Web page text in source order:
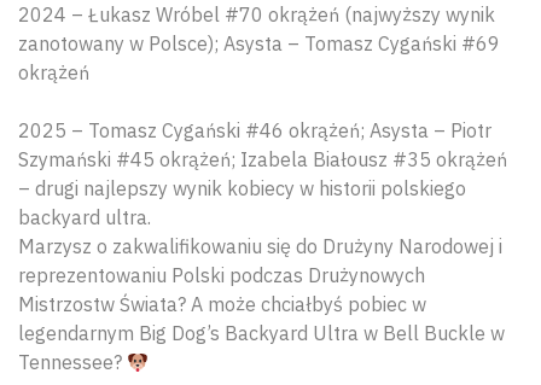
2024 – Łukasz Wróbel #70 okrążeń (najwyższy wynik
zanotowany w Polsce); Asysta – Tomasz Cygański #69
okrążeń
2025 – Tomasz Cygański #46 okrążeń; Asysta – Piotr
Szymański #45 okrążeń; Izabela Białousz #35 okrążeń
– drugi najlepszy wynik kobiecy w historii polskiego
backyard ultra.
Marzysz o zakwalifikowaniu się do Drużyny Narodowej i
reprezentowaniu Polski podczas Drużynowych
Mistrzostw Świata? A może chciałbyś pobiec w
legendarnym Big Dog’s Backyard Ultra w Bell Buckle w
Tennessee?